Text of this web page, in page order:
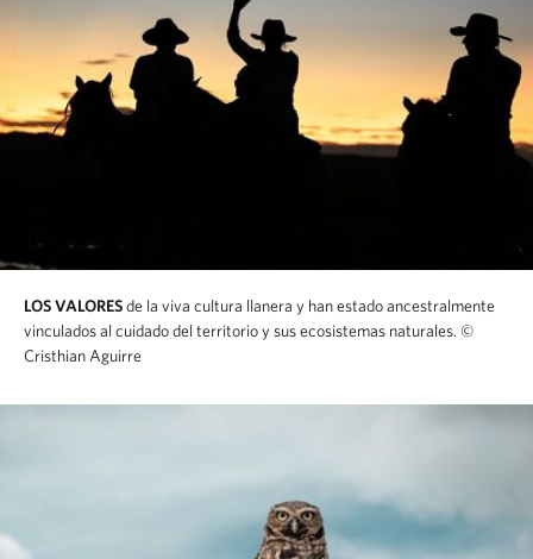
LOS VALORESde la viva cultura llanera y han estado ancestralmente
vinculados al cuidado del territorio y sus ecosistemas naturales. ©
Cristhian Aguirre